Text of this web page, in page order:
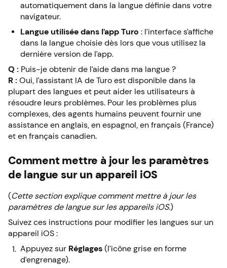
automatiquement dans la langue définie dans votre
navigateur.
Langue utilisée dans l’app Turo : l’interface s’affiche
dans la langue choisie dès lors que vous utilisez la
dernière version de l’app.
Q : Puis-je obtenir de l’aide dans ma langue ?
R : Oui, l’assistant IA de Turo est disponible dans la
plupart des langues et peut aider les utilisateurs à
résoudre leurs problèmes. Pour les problèmes plus
complexes, des agents humains peuvent fournir une
assistance en anglais, en espagnol, en français (France)
et en français canadien.
Comment mettre à jour les paramètres
de langue sur un appareil iOS
(Cette section explique comment mettre à jour les
paramètres de langue sur les appareils iOS.)
Suivez ces instructions pour modifier les langues sur un
appareil iOS :
Appuyez sur Réglages (l’icône grise en forme
d’engrenage).